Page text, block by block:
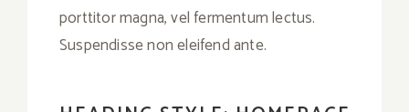
porttitor magna, vel fermentum lectus.
Suspendisse non eleifend ante.